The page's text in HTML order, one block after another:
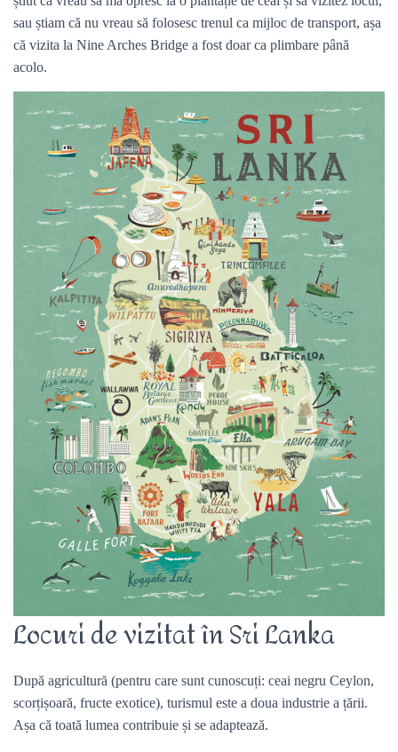
sau știam că nu vreau să folosesc trenul ca mijloc de transport, așa
că vizita la Nine Arches Bridge a fost doar ca plimbare până
acolo.
Locuri de vizitat în Sri Lanka
După agricultură (pentru care sunt cunoscuți: ceai negru Ceylon,
scorțișoară, fructe exotice), turismul este a doua industrie a țării.
Așa că toată lumea contribuie și se adaptează.